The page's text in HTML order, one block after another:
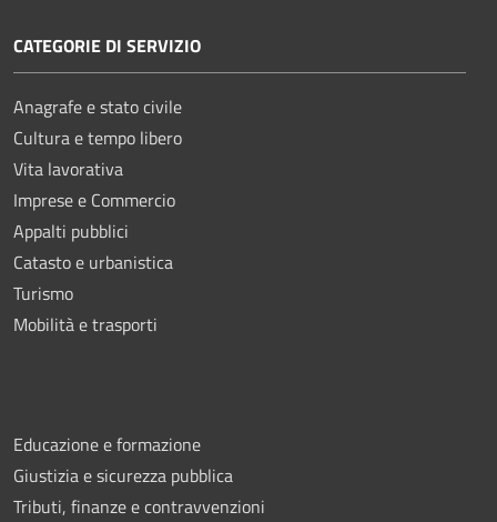
CATEGORIE DI SERVIZIO
Anagrafe e stato civile
Cultura e tempo libero
Vita lavorativa
Imprese e Commercio
Appalti pubblici
Catasto e urbanistica
Turismo
Mobilità e trasporti
Educazione e formazione
Giustizia e sicurezza pubblica
Tributi, finanze e contravvenzioni